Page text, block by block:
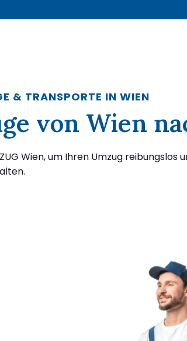
& TRANSPORTE IN WIEN
von Wien
Wien, um Ihren Umzug reibungslos